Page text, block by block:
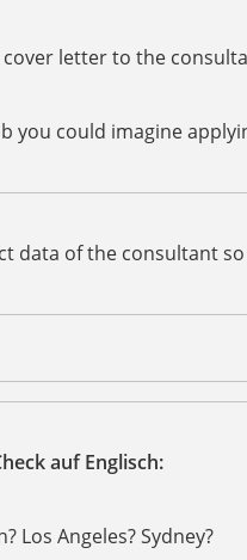
letter to the
you could imagine
data of the consultant
auf Englisch:
Los Angeles? Sydney?